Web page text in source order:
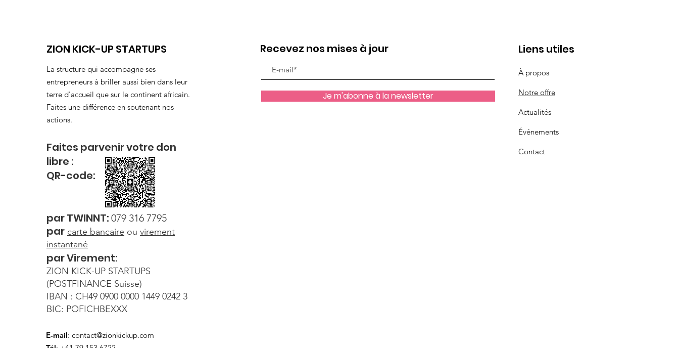
ZION KICK-UP STARTUPS
La structure qui accompagne ses
entrepreneurs à briller aussi bien dans leur
terre d'accueil que sur le continent africain.
Faites une différence en soutenant nos
actions.
Faites parvenir votre don
libre :
QR-code:
parTWINNT: 079 316 7795
par carte bancaire ou virement
instantané
par Virement:
ZION KICK-UP STARTUPS
(POSTFINANCE Suisse)
IBAN : CH49 0900 0000 1449 0242 3
BIC: POFICHBEXXX
E-mail: contact@zionkickup.com
Liens utiles
À propos
Notre offre
Actualités
Événements
Contact
Recevez nos mises à jour
Je m'abonne à la newsletter